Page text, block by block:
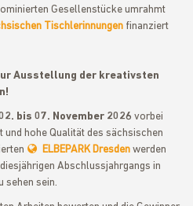
Gesellenstücke umrahmt
Tischlerinnungen finanziert
Ausstellung der kreativsten
bis 07. November 2026 vorbei
hohe Qualität des sächsischen
ELBEPARK Dresden werden
Abschlussjahrgangs in
sehen sein.